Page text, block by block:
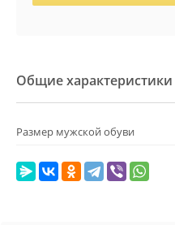
Общие характеристики
Размер мужской обуви